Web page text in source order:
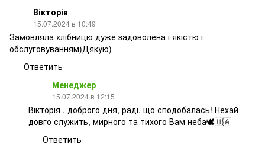
Вікторія
15.07.2024 в 10:49
Замовляла хлібницю дуже задоволена і якістю і
обслуговуванням)Дякую)
Ответить
Менеджер
15.07.2024 в 12:15
Вікторія , доброго дня, раді, що сподобалась! Нехай
довго служить, мирного та тихого Вам неба🕊️🇺🇦
Ответить